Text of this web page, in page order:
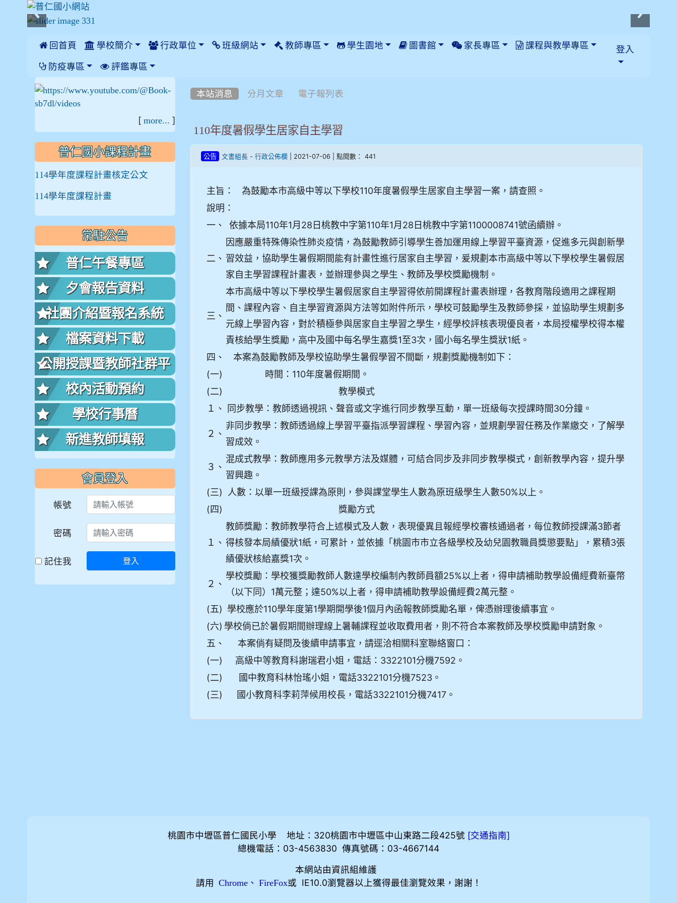
 回首頁 學校簡介 行政單位 班級網站 教師專區 學生園地 圖書館 家長專區 課程與教學專區
防疫專區 評鑑專區
登入
本站消息 分月文章 電子報列表
110年度暑假學生居家自主學習
公告 文書組長 -行政公佈欄 | 2021-07-06 | 點閱數： 441
主旨：
為鼓勵本市高級中等以下學校110年度暑假學生居家自主學習一案，請查照。
說明：
一、
依據本局110年1月28日桃教中字第110年1月28日桃教中字第1100008741號函續辦。
二、
因應嚴重特殊傳染性肺炎疫情，為鼓勵教師引導學生善加運用線上學習平臺資源，促進多元與創新學
習效益，協助學生暑假期間能有計畫性進行居家自主學習，爰規劃本市高級中等以下學校學生暑假居
家自主學習課程計畫表，並辦理參與之學生、教師及學校獎勵機制。
三、
本市高級中等以下學校學生暑假居家自主學習得依前開課程計畫表辦理，各教育階段適用之課程期
間、課程內容、自主學習資源與方法等如附件所示，學校可鼓勵學生及教師參採，並協助學生規劃多
元線上學習內容，對於積極參與居家自主學習之學生，經學校評核表現優良者，本局授權學校得本權
責核給學生獎勵，高中及國中每名學生嘉獎1至3次，國小每名學生獎狀1紙。
四、
本案為鼓勵教師及學校協助學生暑假學習不間斷，規劃獎勵機制如下：
(一)
時間：110年度暑假期間。
(二)
教學模式
１、
同步教學：教師透過視訊、聲音或文字進行同步教學互動，單一班級每次授課時間30分鐘。
２、
非同步教學：教師透過線上學習平臺指派學習課程、學習內容，並規劃學習任務及作業繳交，了解學
習成效。
３、
混成式教學：教師應用多元教學方法及媒體，可結合同步及非同步教學模式，創新教學內容，提升學
習興趣。
(三)
人數：以單一班級授課為原則，參與課堂學生人數為原班級學生人數50%以上。
(四)
獎勵方式
１、
教師獎勵：教師教學符合上述模式及人數，表現優異且報經學校審核通過者，每位教師授課滿3節者
得核發本局績優狀1紙，可累計，並依據「桃園市市立各級學校及幼兒園教職員獎懲要點」，累積3張
績優狀核給嘉獎1次。
２、
學校獎勵：學校獲獎勵教師人數達學校編制內教師員額25%以上者，得申請補助教學設備經費新臺幣
（以下同）1萬元整；達50%以上者，得申請補助教學設備經費2萬元整。
(五) 學校應於110學年度第1學期開學後1個月內函報教師獎勵名單，俾憑辦理後續事宜。
(六) 學校倘已於暑假期間辦理線上暑輔課程並收取費用者，則不符合本案教師及學校獎勵申請對象。
五、
本案倘有疑問及後續申請事宜，請逕洽相關科室聯絡窗口：
(一)
高級中等教育科謝瑞君小姐，電話：3322101分機7592。
(二)
國中教育科林怡瑤小姐，電話3322101分機7523。
(三)
國小教育科李莉萍候用校長，電話3322101分機7417。
[ more... ]
普仁國小課程計畫
114學年度課程計畫核定公文
114學年度課程計畫
常駐公告
普仁午餐專區
夕會報告資料
社團介紹暨報名系統
檔案資料下載
公開授課暨教師社群平
台
校內活動預約
學校行事曆
新進教師填報
會員登入
帳號
密碼
記住我 登入
桃園市中壢區普仁國民小學 地址：320桃園市中壢區中山東路二段425號 [交通指南]
總機電話：03-4563830 傳真號碼：03-4667144
本網站由資訊組維護
請用
Chrome、 FireFox或 IE10.0瀏覽器以上獲得最佳瀏覽效果，謝謝！